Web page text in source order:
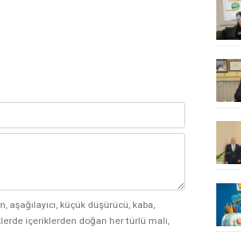
küçük düşürücü, kaba,
içeriklerden doğan her türlü mali,